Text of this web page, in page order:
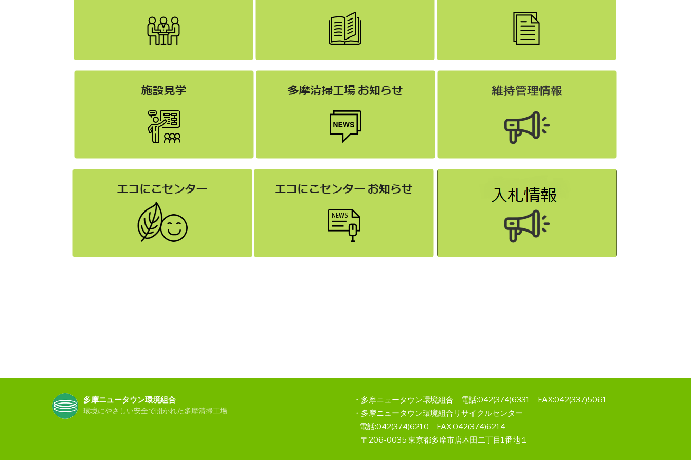
多摩ニュータウン環境組合
環境にやさしい安全で開かれた多摩清掃工場
・多摩ニュータウン環境組合 電話:042(374)6331 FAX:042(337)5061
・多摩ニュータウン環境組合リサイクルセンター
電話:042(374)6210 FAX 042(374)6214
〒206-0035 東京都多摩市唐木田二丁目1番地１